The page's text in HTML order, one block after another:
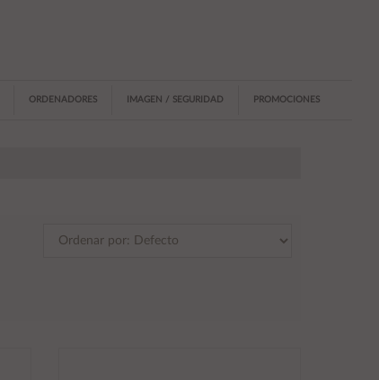
ORDENADORES IMAGEN / SEGURIDAD PROMOCIONES